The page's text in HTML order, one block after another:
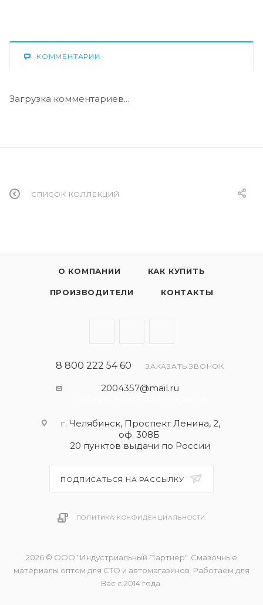
КОММЕНТАРИИ
Загрузка комментариев...
СПИСОК КОЛЛЕКЦИЙ
О КОМПАНИИ КАК КУПИТЬ
ПРОИЗВОДИТЕЛИ КОНТАКТЫ
8 800 222 54 60 ЗАКАЗАТЬ ЗВОНОК
2004357@mail.ru
г. Челябинск, Проспект Ленина, 2,
оф. 308Б
20 пунктов выдачи по России
ПОДПИСАТЬСЯ НА РАССЫЛКУ
ПОЛИТИКА КОНФИДЕНЦИАЛЬНОСТИ
2026 © ООО "Индустриальный Партнер". Смазочные
материалы оптом для СТО и автомагазинов. Работаем для
Вас с 2014 года.